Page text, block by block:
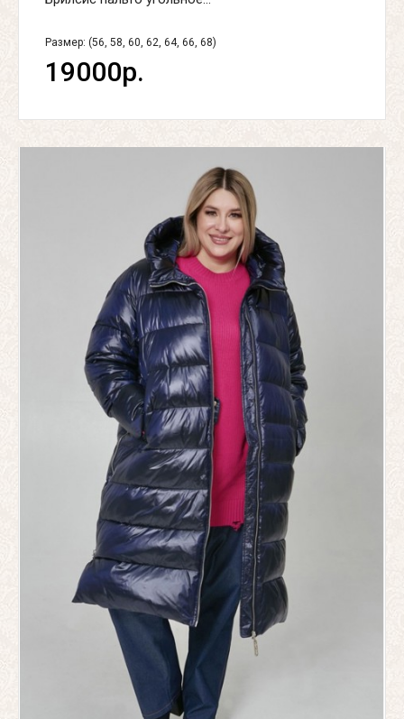
Размер: (56, 58, 60, 62, 64, 66, 68)
19000р.